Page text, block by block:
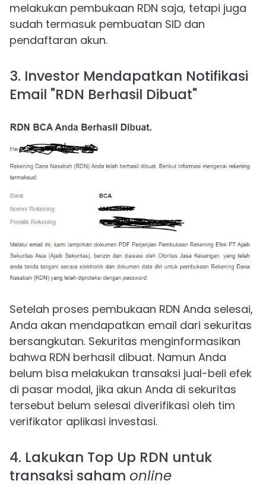
melakukan pembukaan RDN saja, tetapi juga
sudah termasuk pembuatan SID dan
pendaftaran akun.
3. Investor Mendapatkan Notifikasi
Email "RDN Berhasil Dibuat"
Setelah proses pembukaan RDN Anda selesai,
Anda akan mendapatkan email dari sekuritas
bersangkutan. Sekuritas menginformasikan
bahwa RDN berhasil dibuat. Namun Anda
belum bisa melakukan transaksi jual-beli efek
di pasar modal, jika akun Anda di sekuritas
tersebut belum selesai diverifikasi oleh tim
verifikator aplikasi investasi.
4. Lakukan Top Up RDN untuk
transaksi saham online